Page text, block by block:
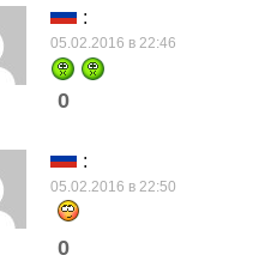
:
05.02.2016 в 22:46
0
:
05.02.2016 в 22:50
0